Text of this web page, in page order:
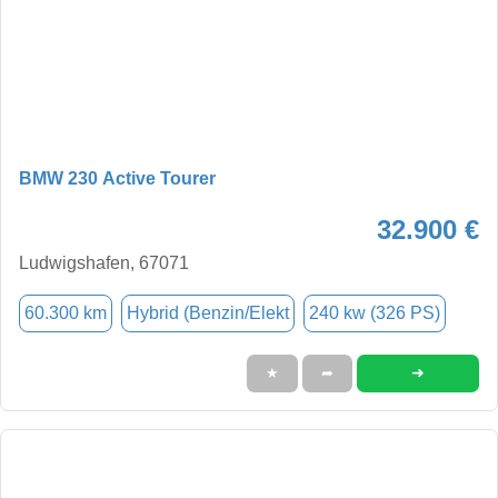
BMW 230 Active Tourer
32.900 €
Ludwigshafen, 67071
60.300 km Hybrid (Benzin/Elekt 240 kw (326 PS)
★ ➦ ➜